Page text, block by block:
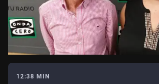
12:38 MIN